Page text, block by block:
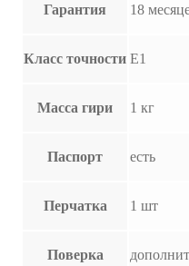
Гарантия 18
Класс точности E1
Масса гири 1 кг
Паспорт есть
Перчатка 1 шт
Поверка